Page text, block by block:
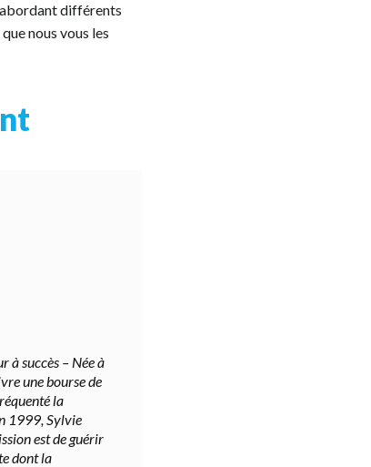
abordant différents
nous vous les
à succès – Née à
une bourse de
la
1999, Sylvie
est de guérir
dont la